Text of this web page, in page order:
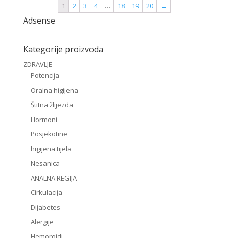
1 2 3 4 … 18 19 20 →
Adsense
Kategorije proizvoda
ZDRAVLJE
Potencija
Oralna higijena
Štitna žlijezda
Hormoni
Posjekotine
higijena tijela
Nesanica
ANALNA REGIJA
Cirkulacija
Dijabetes
Alergije